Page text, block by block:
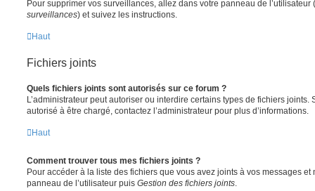
Pour supprimer vos surveillances, allez dans votre panneau de l’utilisateur
surveillances) et suivez les instructions.
Haut
Fichiers joints
Quels fichiers joints sont autorisés sur ce forum ?
L’administrateur peut autoriser ou interdire certains types de fichiers joints.
autorisé à être chargé, contactez l’administrateur pour plus d’informations.
Haut
Comment trouver tous mes fichiers joints ?
Pour accéder à la liste des fichiers que vous avez joints à vos messages
panneau de l’utilisateur puis Gestion des fichiers joints